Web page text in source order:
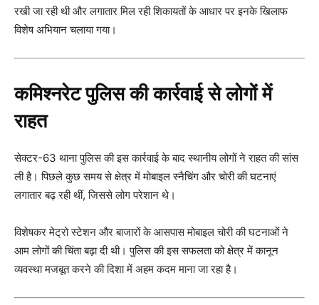
रखी जा रही थी और लगातार मिल रही शिकायतों के आधार पर इनके खिलाफ
विशेष अभियान चलाया गया।
कमिश्नरेट पुलिस की कार्रवाई से लोगों में
राहत
सेक्टर-63 थाना पुलिस की इस कार्रवाई के बाद स्थानीय लोगों ने राहत की सांस
ली है। पिछले कुछ समय से क्षेत्र में मोबाइल स्नैचिंग और चोरी की घटनाएं
लगातार बढ़ रही थीं, जिससे लोग परेशान थे।
विशेषकर मेट्रो स्टेशन और बाजारों के आसपास मोबाइल चोरी की घटनाओं ने
आम लोगों की चिंता बढ़ा दी थी। पुलिस की इस सफलता को क्षेत्र में कानून
व्यवस्था मजबूत करने की दिशा में अहम कदम माना जा रहा है।